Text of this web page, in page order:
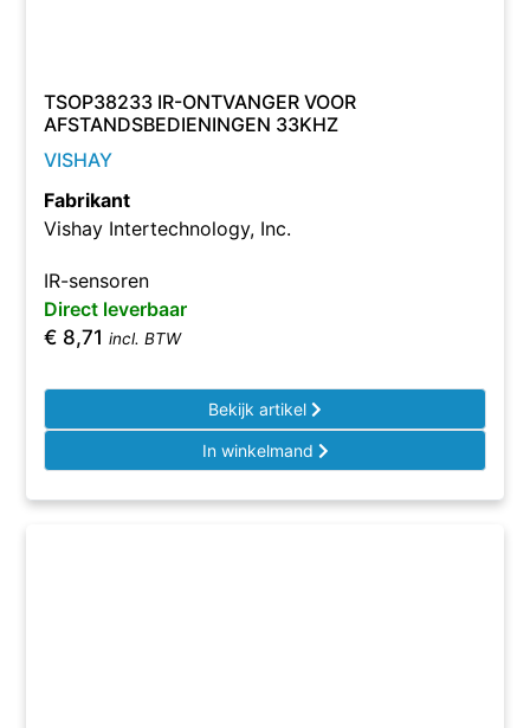
TSOP38233 IR-ONTVANGER VOOR
AFSTANDSBEDIENINGEN 33KHZ
VISHAY
Fabrikant
Vishay Intertechnology, Inc.
IR-sensoren
Direct leverbaar
€ 8,71 incl. BTW
Bekijk artikel
In winkelmand